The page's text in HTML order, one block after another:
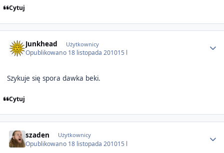
Cytuj
Junkhead Użytkownicy
Opublikowano 18 listopada 201015 l
Szykuje się spora dawka beki.
Cytuj
szaden Użytkownicy
Opublikowano 18 listopada 201015 l